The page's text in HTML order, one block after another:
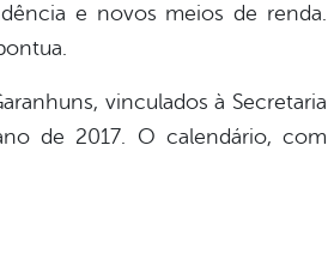
e novos meios de renda.
vinculados à Secretaria
de 2017. O calendário, com